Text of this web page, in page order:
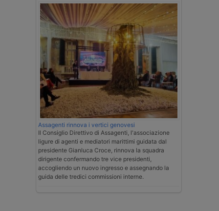
Assagenti rinnova i vertici genovesi
Il Consiglio Direttivo di Assagenti, l'associazione
ligure di agenti e mediatori marittimi guidata dal
presidente Gianluca Croce, rinnova la squadra
dirigente confermando tre vice presidenti,
accogliendo un nuovo ingresso e assegnando la
guida delle tredici commissioni interne.